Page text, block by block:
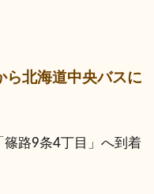
北海道中央バスに
路9条4丁目」へ到着